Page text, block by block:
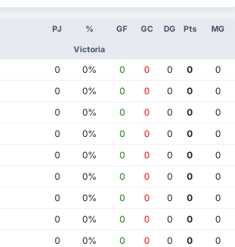
PJ %
Victoria
GF GC DG Pts MG
0 0% 0 0 0 0
0
0 0% 0 0 0 0
0
0 0% 0 0 0 0
0
0 0% 0 0 0 0
0
0 0% 0 0 0 0
0
0 0% 0 0 0 0
0
0 0% 0 0 0 0
0
0 0% 0 0 0 0
0
0 0% 0 0 0 0
0